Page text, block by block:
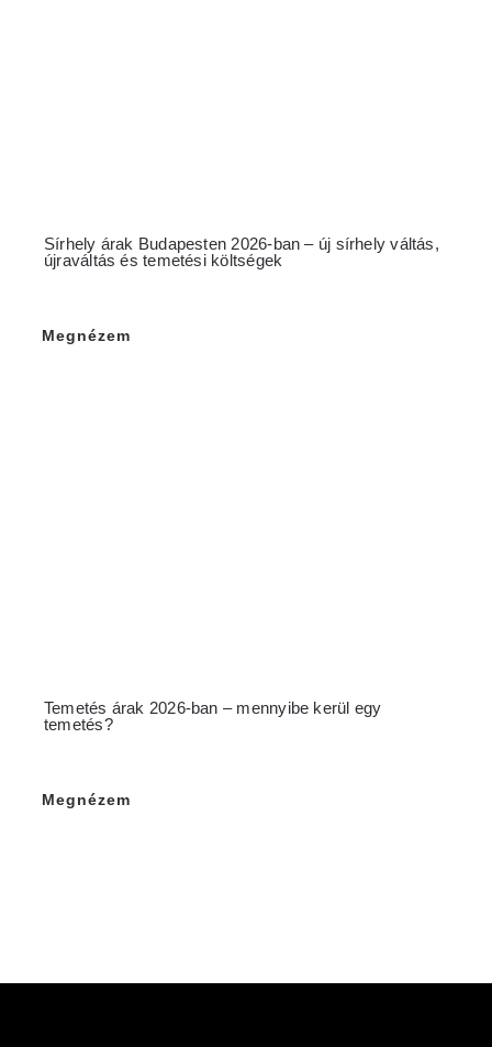
Sírhely árak Budapesten 2026-ban – új sírhely váltás,
újraváltás és temetési költségek
Megnézem
Temetés árak 2026-ban – mennyibe kerül egy
temetés?
Megnézem